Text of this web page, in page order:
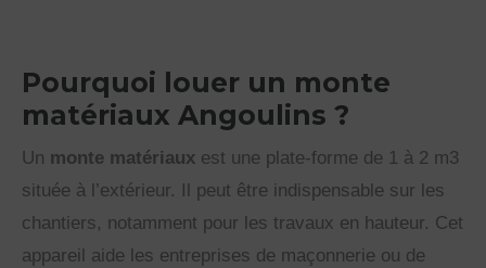
Pourquoi louer un monte
matériaux Angoulins ?
Un monte matériaux est une plate-forme de 1 à 2 m3
située à l’extérieur. Il peut être indispensable sur les
chantiers, notamment pour les travaux en hauteur. Cet
appareil aide les entreprises de maçonnerie ou de